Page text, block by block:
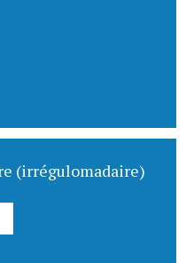
(irrégulomadaire)